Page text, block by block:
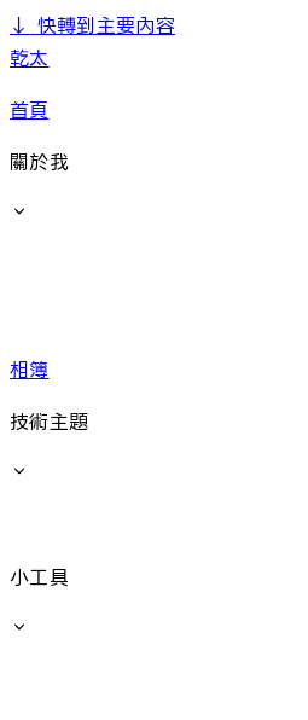
↓快轉到主要內容
乾太
首頁
關於我
相簿
技術主題
小工具